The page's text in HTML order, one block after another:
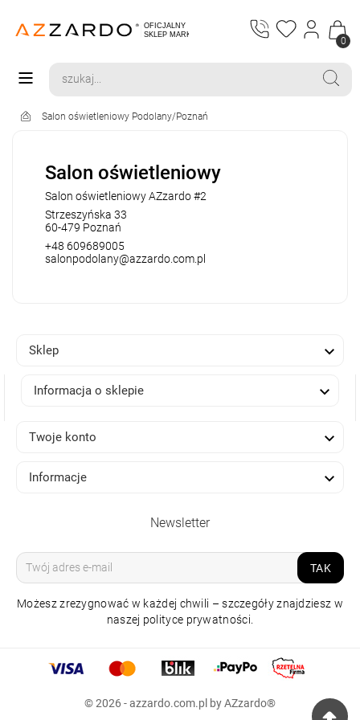
0
Salon oświetleniowy Podolany/Poznań
Salon oświetleniowy
Salon oświetleniowy AZzardo #2
Strzeszyńska 33
60-479 Poznań
+48 609689005
salonpodolany@azzardo.com.pl
Sklep 
Informacja o sklepie 
Twoje konto 
Informacje 
Newsletter
TAK
Możesz zrezygnować w każdej chwili – szczegóły znajdziesz w
naszej polityce prywatności.
© 2026 - azzardo.com.pl by AZzardo®